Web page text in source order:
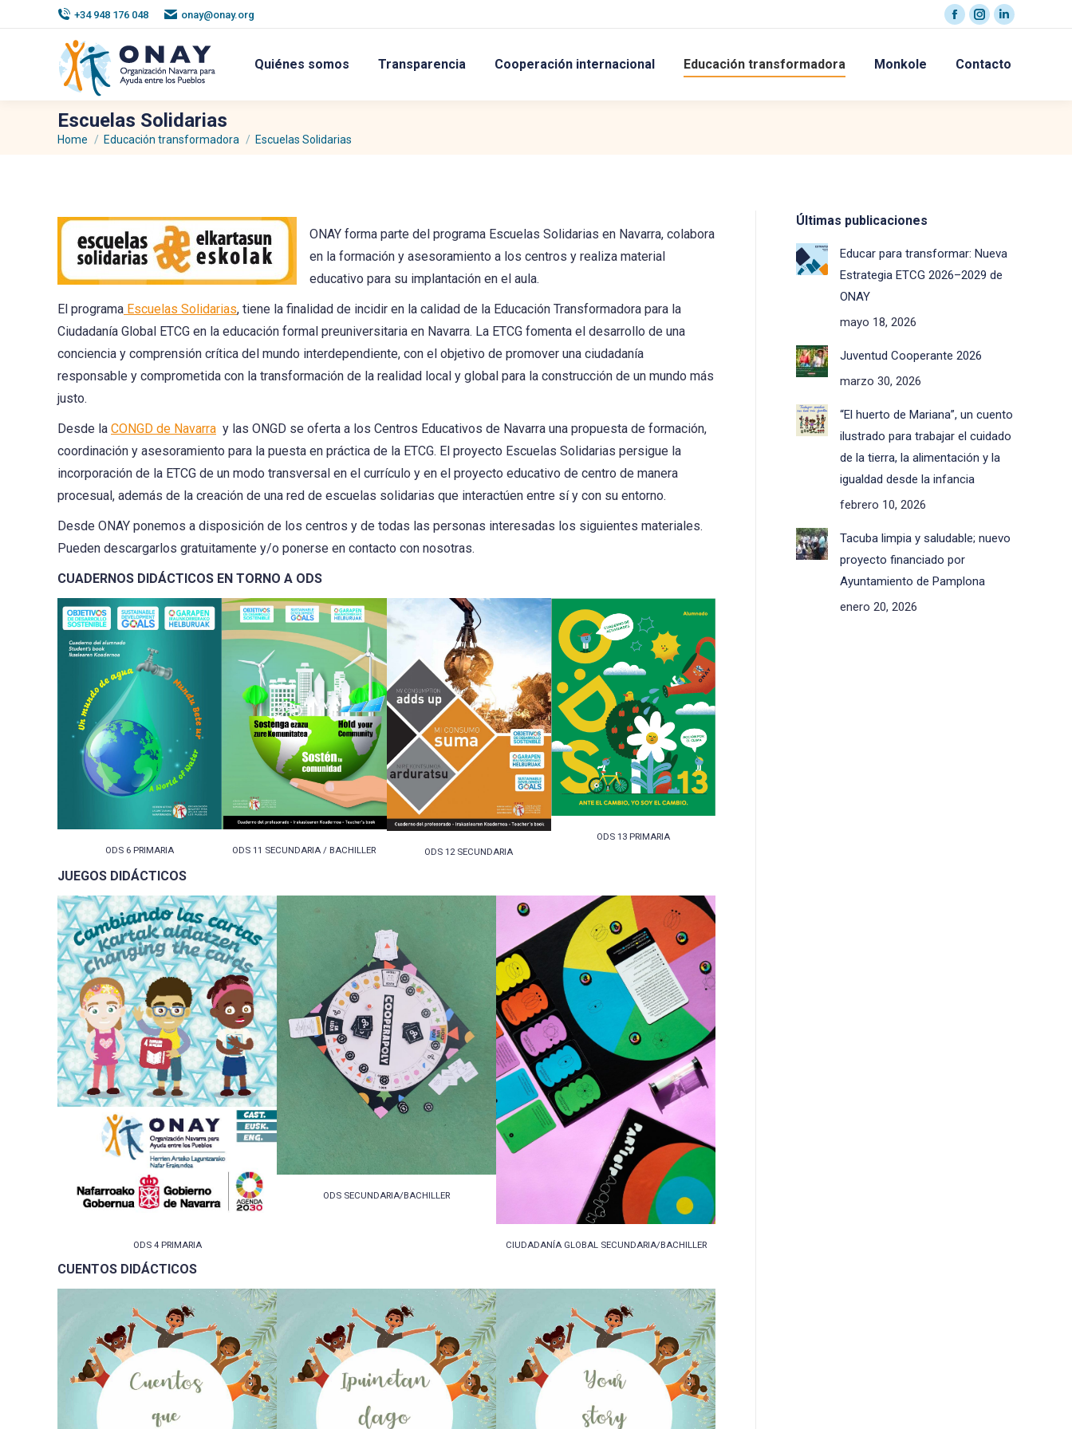
+34 948 176 048 onay@onay.org
Facebook
opens
Instagram
opens
Linkedin
opens
Quiénes somos Transparencia Cooperación internacional Educación transformadora Monkole Contacto
Escuelas Solidarias
You are here:
Home Educación transformadora Escuelas Solidarias
ONAY forma parte del programa Escuelas Solidarias en Navarra, colabora
en la formación y asesoramiento a los centros y realiza material
educativo para su implantación en el aula.
El programa Escuelas Solidarias, tiene la finalidad de incidir en la calidad de la Educación Transformadora para la
Ciudadanía Global ETCG en la educación formal preuniversitaria en Navarra. La ETCG fomenta el desarrollo de una
conciencia y comprensión crítica del mundo interdependiente, con el objetivo de promover una ciudadanía
responsable y comprometida con la transformación de la realidad local y global para la construcción de un mundo más
justo.
Desde la CONGD de Navarra y las ONGD se oferta a los Centros Educativos de Navarra una propuesta de formación,
coordinación y asesoramiento para la puesta en práctica de la ETCG. El proyecto Escuelas Solidarias persigue la
incorporación de la ETCG de un modo transversal en el currículo y en el proyecto educativo de centro de manera
procesual, además de la creación de una red de escuelas solidarias que interactúen entre sí y con su entorno.
Desde ONAY ponemos a disposición de los centros y de todas las personas interesadas los siguientes materiales.
Pueden descargarlos gratuitamente y/o ponerse en contacto con nosotras.
CUADERNOS DIDÁCTICOS EN TORNO A ODS
ODS 6 PRIMARIA ODS 11 SECUNDARIA / BACHILLER ODS 12 SECUNDARIA
ODS 13 PRIMARIA
JUEGOS DIDÁCTICOS
ODS 4 PRIMARIA
ODS SECUNDARIA/BACHILLER
CIUDADANÍA GLOBAL SECUNDARIA/BACHILLER
CUENTOS DIDÁCTICOS
Últimas publicaciones
Educar para transformar: Nueva
Estrategia ETCG 2026–2029 de
ONAY
mayo 18, 2026
Juventud Cooperante 2026
marzo 30, 2026
“El huerto de Mariana”, un cuento
ilustrado para trabajar el cuidado
de la tierra, la alimentación y la
igualdad desde la infancia
febrero 10, 2026
Tacuba limpia y saludable; nuevo
proyecto financiado por
Ayuntamiento de Pamplona
enero 20, 2026